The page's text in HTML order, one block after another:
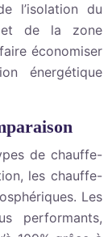
l’isolation du
et de la zone
économiser
énergétique
de chauffe-
les chauffe-
Les
performants,